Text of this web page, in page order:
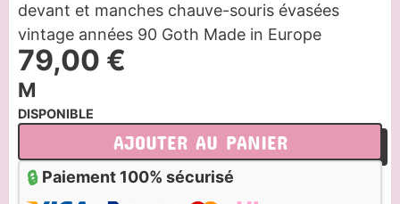
79,00 €
devant et manches chauve-souris évasées
vintage années 90 Goth Made in Europe
AJOUTER AU PANIER
M
DISPONIBLE
🔒 Paiement 100% sécurisé